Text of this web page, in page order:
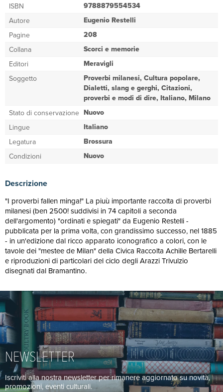
ISBN 9788879554534
Autore Eugenio Restelli
Pagine 208
Collana Scorci e memorie
Editori Meravigli
Soggetto
Proverbi milanesi, Cultura popolare,
Dialetti, slang e gerghi, Citazioni,
proverbi e modi di dire, Italiano, Milano
Stato di conservazione Nuovo
Lingue Italiano
Legatura Brossura
Condizioni Nuovo
Descrizione
"I proverbi fallen minga!" La piuù importante raccolta di proverbi
milanesi (ben 2500! suddivisi in 74 capitoli a seconda
dell'argomento) "ordinati e spiegati" da Eugenio Restelli -
pubblicata per la prima volta, con grandissimo successo, nel 1885
- in un'edizione dal ricco apparato iconografico a colori, con le
tavole dei "mestee de Milan" della Civica Raccolta Achille Bertarelli
e riproduzioni di particolari del ciclo degli Arazzi Trivulzio
disegnati dal Bramantino.
NEWSLETTER
Iscriviti alla nostra newsletter per rimanere aggiornato su novità,
promozioni, eventi culturali.